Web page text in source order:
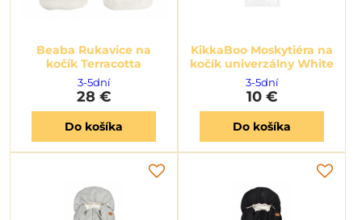
Beaba Rukavice na
kočík Terracotta
3-5dní
28 €
Do košíka
KikkaBoo Moskytiéra na
kočík univerzálny White
3-5dní
10 €
Do košíka